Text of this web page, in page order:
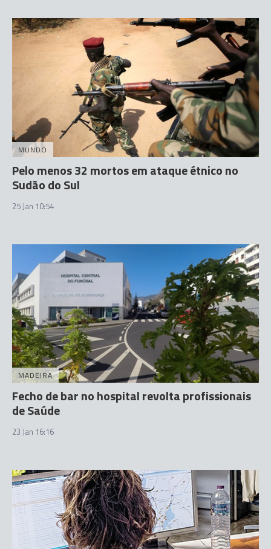
MUNDO
Pelo menos 32 mortos em ataque étnico no
Sudão do Sul
25 Jan 10:54
MADEIRA
Fecho de bar no hospital revolta profissionais
de Saúde
23 Jan 16:16